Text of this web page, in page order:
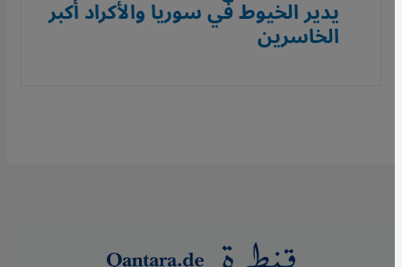
يدير الخيوط في سوريا والأكراد أكبر
الخاسرين